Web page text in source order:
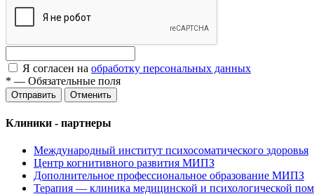
Я согласен на обработку персональных данных
* — Обязательные поля
Отменить
Клиники - партнеры
Международный институт психосоматического здоровья
Центр когнитивного развития МИПЗ
Дополнительное профессиональное образование МИПЗ
Терапия — клиника медицинской и психологической